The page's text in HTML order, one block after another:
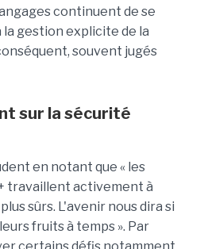
continuent de se
gestion explicite de la
souvent jugés
sur la sécurité
en notant que « les
travaillent activement à
sûrs. L'avenir nous dira si
fruits à temps ». Par